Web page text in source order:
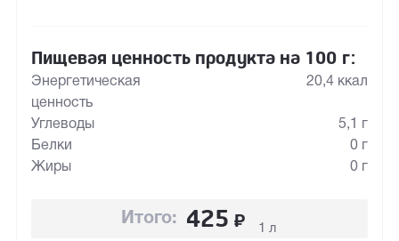
Пищевая ценность продукта на 100 г:
Энергетическая
ценность
20,4 ккал
Углеводы
5,1 г
Белки
0 г
Жиры
0 г
Итого: 425 ₽ 1 л